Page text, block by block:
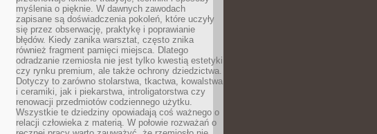
myślenia o pięknie. W dawnych zawodach
zapisane są doświadczenia pokoleń, które uczyły
się przez obserwację, praktykę i poprawianie
błędów. Kiedy zanika warsztat, często znika
również fragment pamięci miejsca. Dlatego
odradzanie rzemiosła nie jest tylko kwestią estetyki
czy rynku premium, ale także ochrony dziedzictwa.
Dotyczy to zarówno stolarstwa, tkactwa, kowalstwa
i ceramiki, jak i piekarstwa, introligatorstwa czy
renowacji przedmiotów codziennego użytku.
Wszystkie te dziedziny opowiadają coś ważnego o
relacji człowieka z materią. W połowie rozważań o